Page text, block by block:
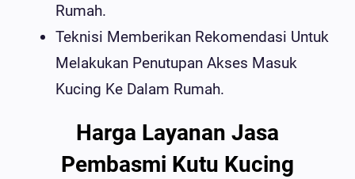
Rumah.
Teknisi Memberikan Rekomendasi Untuk
Melakukan Penutupan Akses Masuk
Kucing Ke Dalam Rumah.
Harga Layanan Jasa
Pembasmi Kutu Kucing